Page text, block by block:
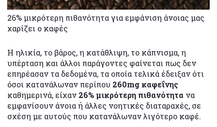
26% μικρότερη πιθανότητα για εμφάνιση άνοιας μας
χαρίζει ο καφές
Η ηλικία, το βάρος, η κατάθλιψη, το κάπνισμα, η
υπέρταση και άλλοι παράγοντες φαίνεται πως δεν
επηρέασαν τα δεδομένα, τα οποία τελικά έδειξαν ότι
όσοι κατανάλωναν περίπου 260mg καφεΐνης
καθημερινά, είχαν 26% μικρότερη πιθανότητα να
εμφανίσουν άνοια ή άλλες νοητικές διαταραχές, σε
σχέση με αυτούς που κατανάλωναν λιγότερο καφέ.